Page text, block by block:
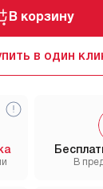
В корзину
в один
В